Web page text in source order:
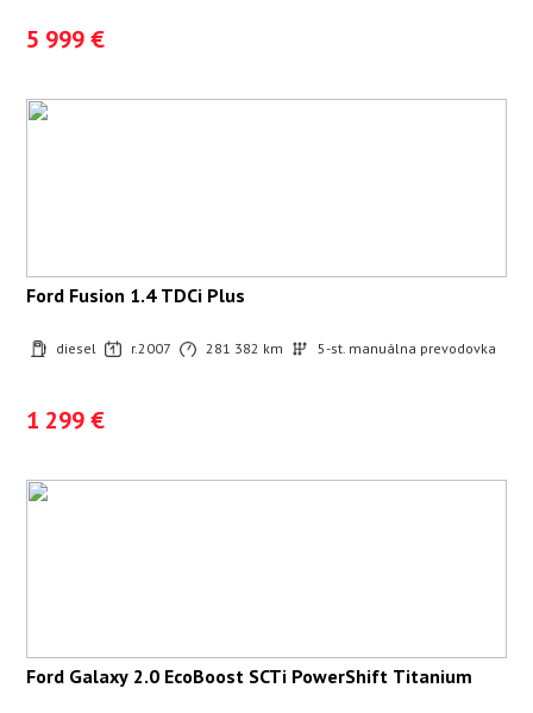
5 999 €
Ford Fusion 1.4 TDCi Plus
diesel r.2007 281 382 km 5-st. manuálna prevodovka
1 299 €
Ford Galaxy 2.0 EcoBoost SCTi PowerShift Titanium